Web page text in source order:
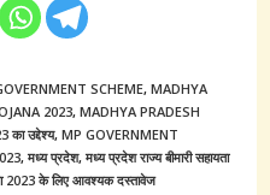
SCHEME, MADHYA
2023, MADHYA PRADESH
उद्देश्य, MP GOVERNMENT
, मध्य प्रदेश, मध्य प्रदेश राज्य बीमारी सहायता
2023 के लिए आवश्यक दस्तावेज